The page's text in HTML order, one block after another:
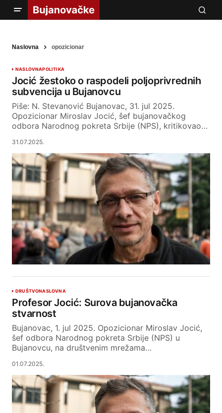
Naslovna opozicionar
NASLOVNAPOLITIKA
Jocić žestoko o raspodeli poljoprivrednih
subvencija u Bujanovcu
Piše: N. Stevanović Bujanovac, 31. jul 2025.
Opozicionar Miroslav Jocić, šef bujanovačkog
odbora Narodnog pokreta Srbije (NPS), kritikovao…
31.07.2025.
DRUŠTVONASLOVNA
Profesor Jocić: Surova bujanovačka
stvarnost
Bujanovac, 1. jul 2025. Opozicionar Miroslav Jocić,
šef odbora Narodnog pokreta Srbije (NPS) u
Bujanovcu, na društvenim mrežama…
01.07.2025.